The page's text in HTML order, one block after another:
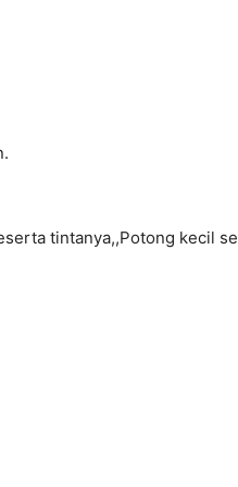
tintanya,,Potong kecil